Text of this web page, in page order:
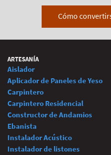
Cómo
ARTESANÍA
Aislador
Aplicador de Paneles de Yeso
Carpintero
Carpintero Residencial
Constructor de Andamios
Ebanista
Instalador Acústico
Instalador de listones